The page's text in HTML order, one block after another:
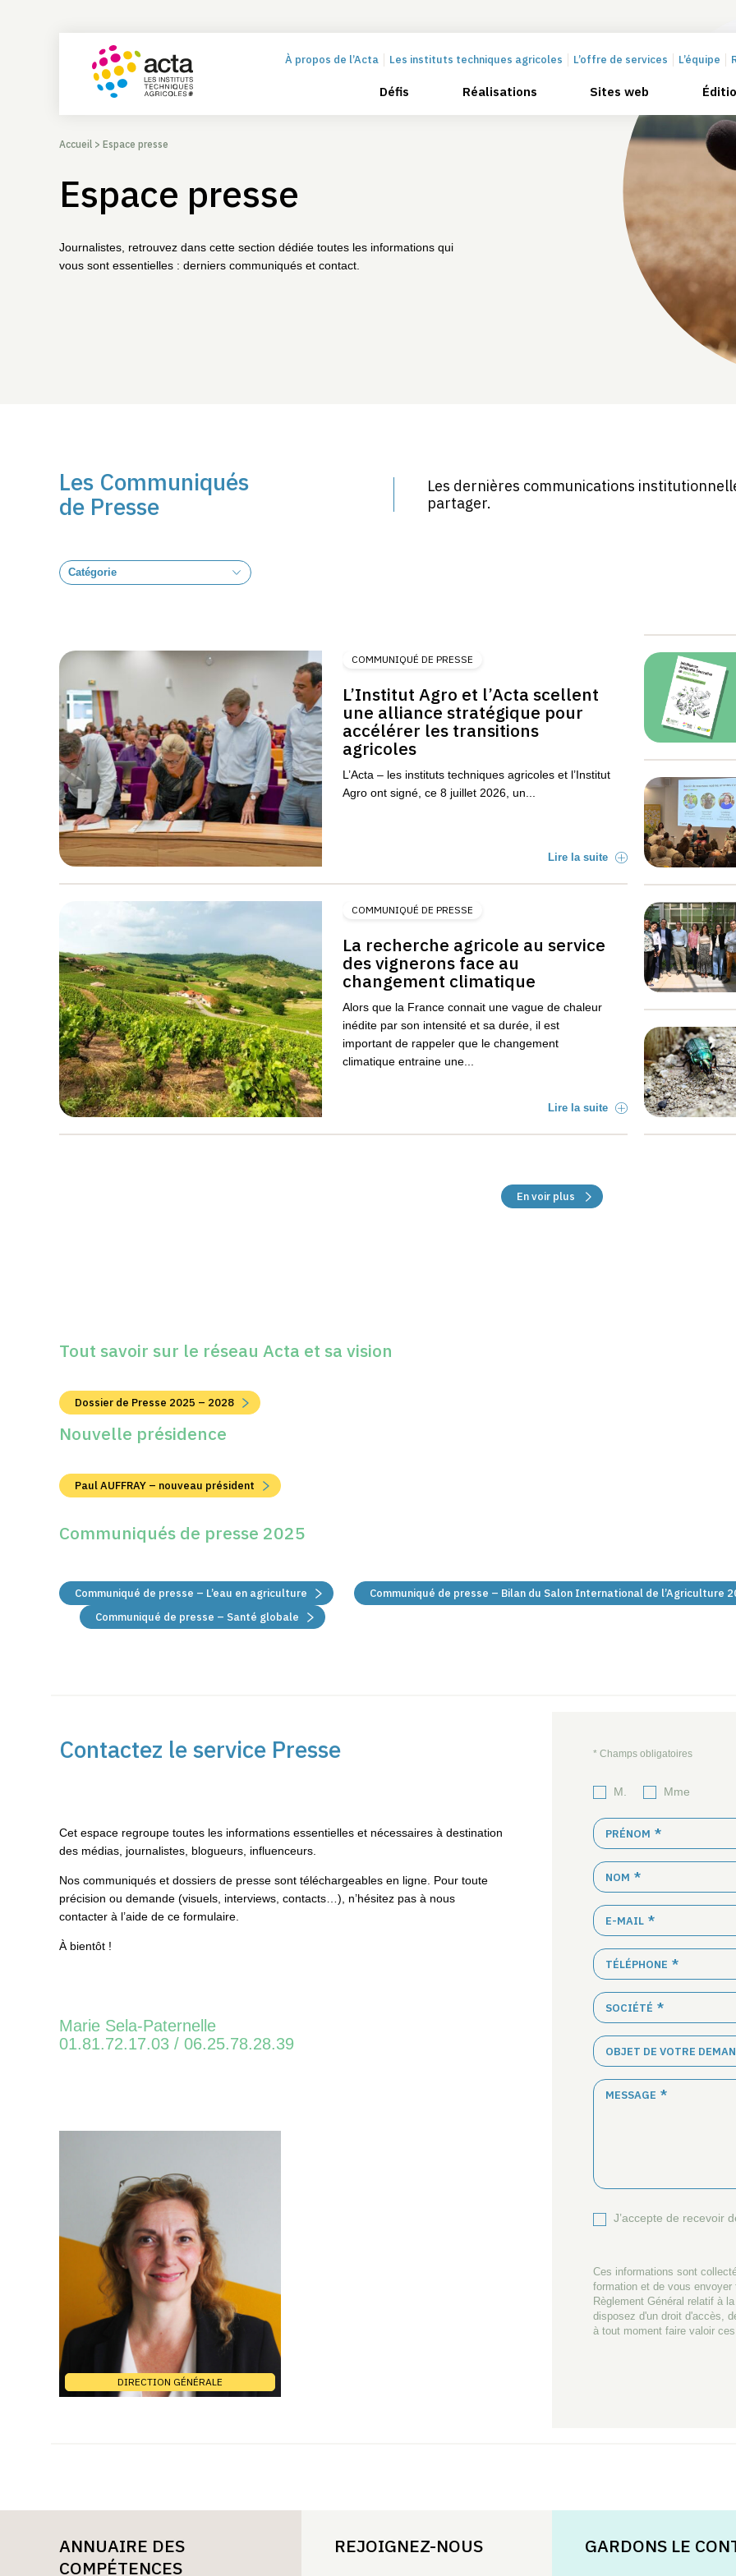
À propos de l’Acta Les instituts techniques agricoles L’offre de services L’équipe
Défis Réalisations Sites web
Accueil > Espace presse
Espace presse
Journalistes, retrouvez dans cette section dédiée toutes les informations qui
vous sont essentielles : derniers communiqués et contact.
Les Communiqués
de Presse
Les dernières communications
partager.
Catégorie
COMMUNIQUÉ DE PRESSE
L’Institut Agro et l’Acta scellent
une alliance stratégique pour
accélérer les transitions
agricoles
L’Acta – les instituts techniques agricoles et l’Institut
Agro ont signé, ce 8 juillet 2026, un...
Lire la suite
COMMUNIQUÉ DE PRESSE
La recherche agricole au service
des vignerons face au
changement climatique
Alors que la France connait une vague de chaleur
inédite par son intensité et sa durée, il est
important de rappeler que le changement
climatique entraine une...
Lire la suite
En voir plus
Tout savoir sur le réseau Acta et sa vision
Dossier de Presse 2025 – 2028
Nouvelle présidence
Paul AUFFRAY – nouveau président
Communiqués de presse 2025
Communiqué de presse – L’eau en agriculture
Communiqué de presse – Bilan du Salon International de l’Agriculture
Communiqué de presse – Santé globale
Contactez le service Presse
Cet espace regroupe toutes les informations essentielles et nécessaires à destination
des médias, journalistes, blogueurs, influenceurs.
Nos communiqués et dossiers de presse sont téléchargeables en ligne. Pour toute
précision ou demande (visuels, interviews, contacts…), n’hésitez pas à nous
contacter à l’aide de ce formulaire.
À bientôt !
Marie Sela-Paternelle
01.81.72.17.03 / 06.25.78.28.39
DIRECTION GÉNÉRALE
M. Mme
PRÉNOM
NOM
E-MAIL
TÉLÉPHONE
SOCIÉTÉ
OBJET DE VOTRE
MESSAGE
J’accepte de recevoir
Ces informations sont
formation et de vous
Règlement Général relatif à
disposez d'un droit d'accès,
à tout moment faire valoir
ANNUAIRE DES
COMPÉTENCES
REJOIGNEZ-NOUS GARDONS LE